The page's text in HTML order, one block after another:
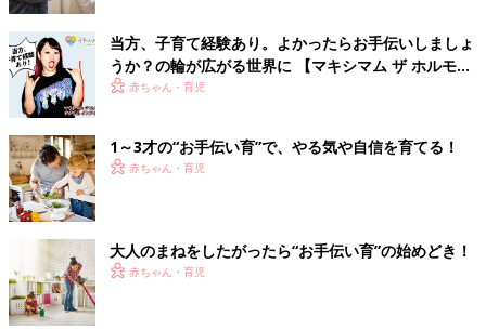
しみがあれば、率先して手伝ってくれるはず。
関連：子どもの生活習慣、3歳までに身につけたほうがいい理由
とは？
1才代前半は、まだできることが少ないうえ、集中してお手伝い
するのが難しい時期。しかし1才代後半になると、「ごみポイし
ようね」「テーブルふきふき」など、擬音語を使った言葉かけを
すると、何のお手伝いをするのか少しずつイメージできるように
なります。また2才代になると、手先も器用になってくるので、
お手伝いのバリエーションもアップ！ 「どうやったらきれいに
できるかな？」など、子どもが考えて行動できるような声かけを
するのもおすすめ。子どももずっと同じお手伝いだと飽きてしま
当方、子育て経験あり。よかったらお手伝いしましょ
うか？の輪が広がる世界に 【マキシマム ザ ホルモ
ン・ナヲさん】
赤ちゃん・育児
1～3才の“お手伝い育”で、やる気や自信を育てる！
赤ちゃん・育児
大人のまねをしたがったら“お手伝い育”の始めどき！
赤ちゃん・育児